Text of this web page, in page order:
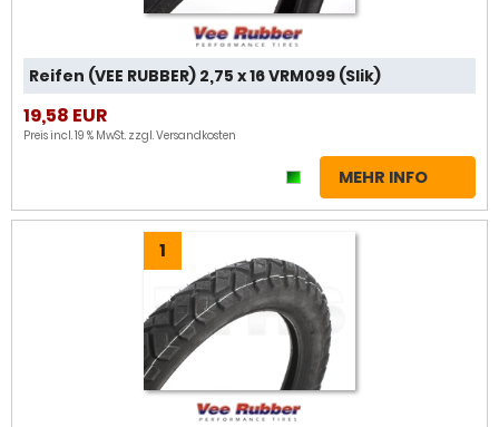
Reifen (VEE RUBBER) 2,75 x 16 VRM099 (Slik)
19,58 EUR
Preis incl. 19 % MwSt. zzgl.Versandkosten
MEHR INFO
1